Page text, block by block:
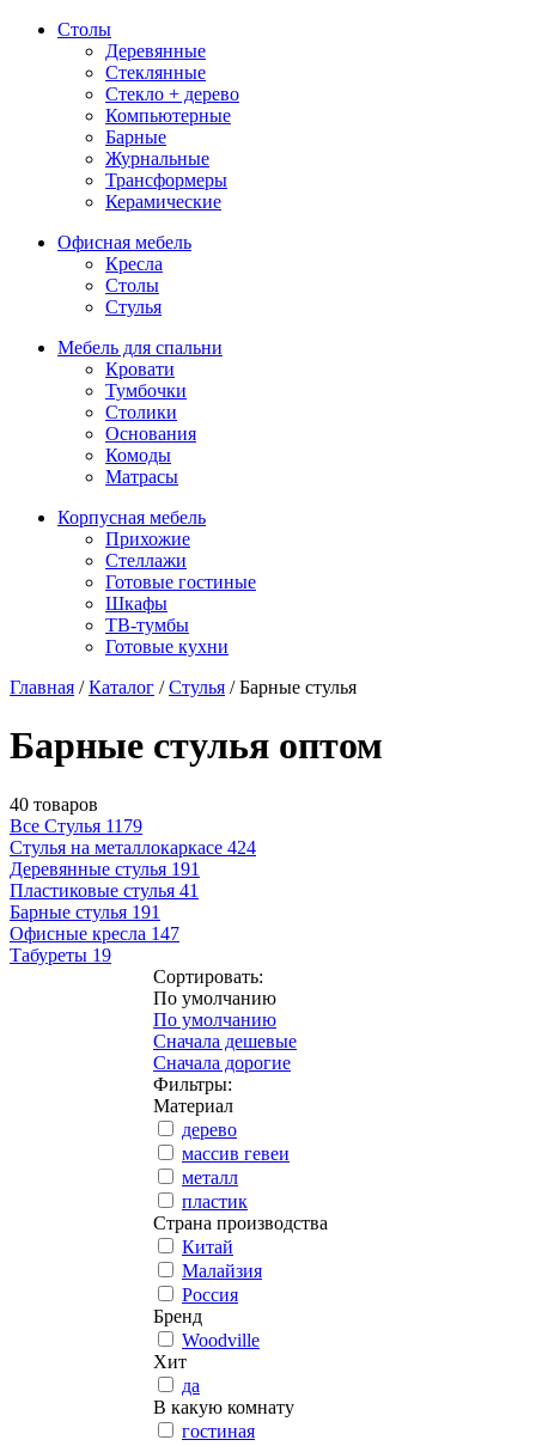
Столы
Деревянные
Стеклянные
Стекло + дерево
Компьютерные
Барные
Журнальные
Трансформеры
Керамические
Офисная мебель
Кресла
Столы
Стулья
Мебель для спальни
Кровати
Тумбочки
Столики
Основания
Комоды
Матрасы
Корпусная мебель
Прихожие
Стеллажи
Готовые гостиные
Шкафы
ТВ-тумбы
Готовые кухни
Главная /Каталог /Стулья /Барные стулья
Барные стулья оптом
40 товаров
Все Стулья 1179
Стулья на металлокаркасе 424
Деревянные стулья 191
Пластиковые стулья 41
Барные стулья 191
Офисные кресла 147
Табуреты 19
Сортировать:
По умолчанию
По умолчанию
Сначала дешевые
Сначала дорогие
Фильтры:
Материал
дерево
массив гевеи
металл
пластик
Страна производства
Китай
Малайзия
Россия
Бренд
Woodville
Хит
да
В какую комнату
гостиная